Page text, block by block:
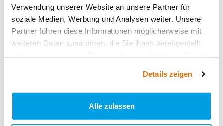
Verwendung unserer Website an unsere Partner für
soziale Medien, Werbung und Analysen weiter. Unsere
Partner führen diese Informationen möglicherweise mit
weiteren Daten zusammen, die Sie ihnen bereitgestellt
Details zeigen
Alle zulassen